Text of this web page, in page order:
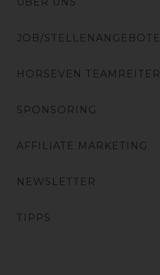
JOB/STELLENANGEBOTE
HORSEVEN TEAMREITER
SPONSORING
AFFILIATE MARKETING
NEWSLETTER
TIPPS